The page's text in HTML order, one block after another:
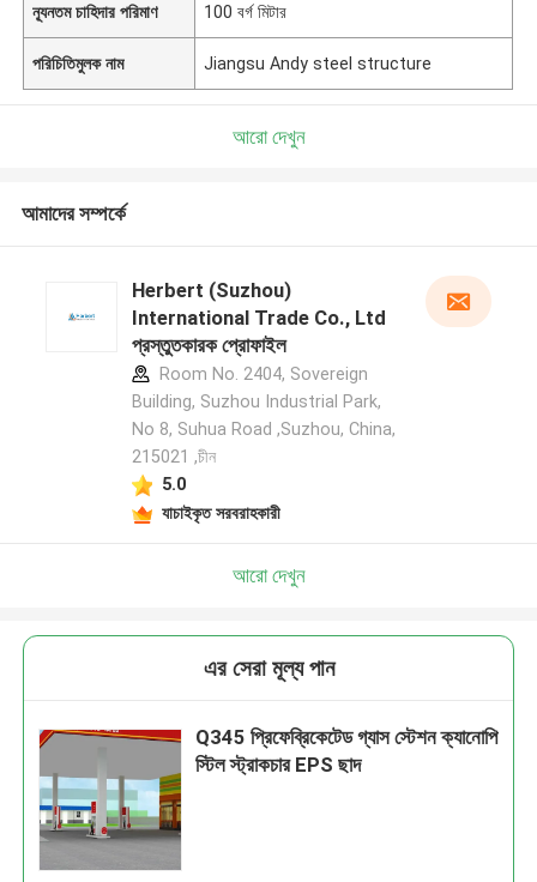
ন্যূনতম চাহিদার পরিমাণ 100 বর্গ মিটার
পরিচিতিমুলক নাম Jiangsu Andy steel structure
আরো দেখুন
আমাদের সম্পর্কে
Herbert (Suzhou)
International Trade Co., Ltd
প্রস্তুতকারক প্রোফাইল
Room No. 2404, Sovereign
Building, Suzhou Industrial Park,
No 8, Suhua Road ,Suzhou, China,
215021 ,চীন
5.0
যাচাইকৃত সরবরাহকারী
আরো দেখুন
এর সেরা মূল্য পান
Q345 প্রিফেব্রিকেটেড গ্যাস স্টেশন ক্যানোপি
স্টিল স্ট্রাকচার EPS ছাদ